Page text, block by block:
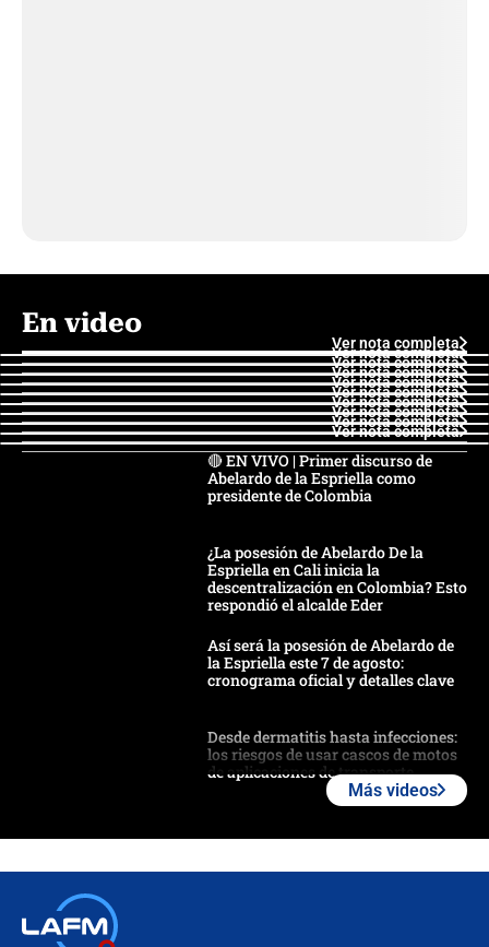
En video
Ver nota completa
Ver nota completa
Ver nota completa
Ver nota completa
Ver nota completa
Ver nota completa
Ver nota completa
Ver nota completa
Ver nota completa
Ver nota completa
🔴 EN VIVO | Primer discurso de
Abelardo de la Espriella como
presidente de Colombia
¿La posesión de Abelardo De la
Espriella en Cali inicia la
descentralización en Colombia? Esto
respondió el alcalde Eder
Así será la posesión de Abelardo de
la Espriella este 7 de agosto:
cronograma oficial y detalles clave
Desde dermatitis hasta infecciones:
los riesgos de usar cascos de motos
de aplicaciones de transporte
Más videos